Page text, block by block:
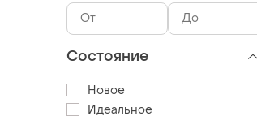
Состояние
Новое
Идеальное